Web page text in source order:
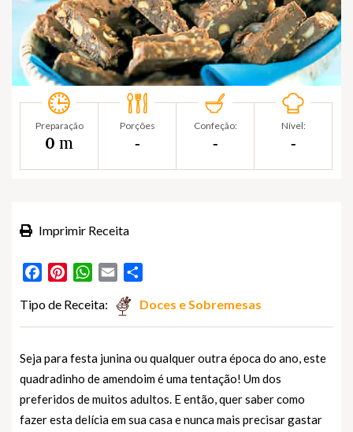
Preparação
0 m
Porções
‐
Confeção:
‐
Nível:
‐
Imprimir Receita
FacebookPinterestWhatsApp
Email
Tipo de Receita: Doces e Sobremesas
Seja para festa junina ou qualquer outra época do ano, este
quadradinho de amendoim é uma tentação! Um dos
preferidos de muitos adultos. E então, quer saber como
fazer esta delícia em sua casa e nunca mais precisar gastar